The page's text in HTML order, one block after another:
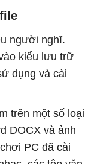
người nghĩ.
kiểu lưu trữ
dụng và cài
trên một số loại
DOCX và ảnh
PC đã cài